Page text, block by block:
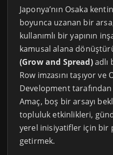
Japonya’nın Osaka
boyunca uzanan bir
kullanımlı bir yapının
kamusal alana
(Grow and Spread)adlı
Row imzasını taşıyor ve
Development
Amaç, boş bir arsayı
topluluk etkinlikleri,
yerel inisiyatifler için bir
getirmek.